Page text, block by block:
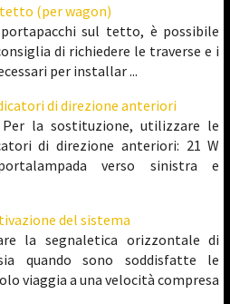
tetto (per wagon)
sul tetto, è possibile
di richiedere le traverse e i
per installar ...
di direzione anteriori
la sostituzione, utilizzare le
di direzione anteriori: 21 W
verso sinistra e
del sistema
la segnaletica orizzontale di
quando sono soddisfatte le
viaggia a una velocità compresa